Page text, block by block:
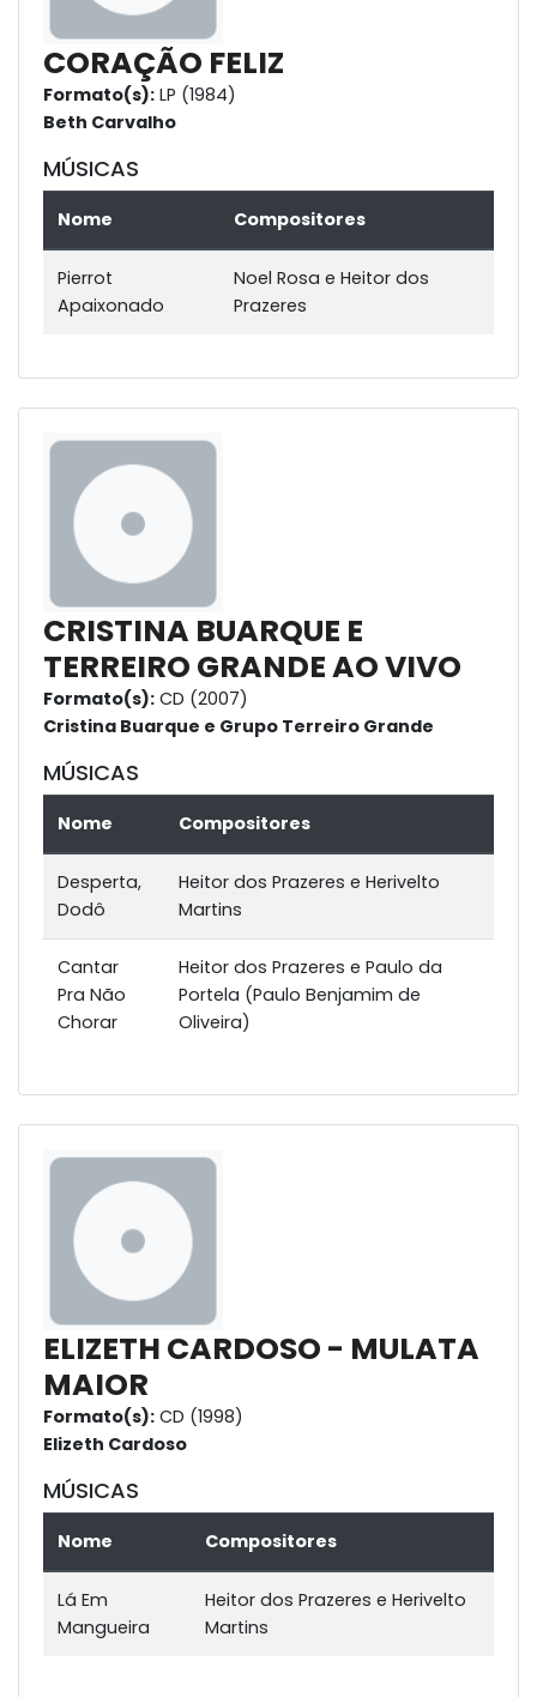
CORAÇÃO FELIZ
Formato(s): LP (1984)
Beth Carvalho
MÚSICAS
Nome Compositores
Pierrot
Apaixonado
Noel Rosa e Heitor dos
Prazeres
CRISTINA BUARQUE E
TERREIRO GRANDE AO VIVO
Formato(s): CD (2007)
Cristina Buarque e Grupo Terreiro Grande
MÚSICAS
Nome Compositores
Desperta,
Dodô
Heitor dos Prazeres e Herivelto
Martins
Cantar
Pra Não
Chorar
Heitor dos Prazeres e Paulo da
Portela (Paulo Benjamim de
Oliveira)
ELIZETH CARDOSO - MULATA
MAIOR
Formato(s): CD (1998)
Elizeth Cardoso
MÚSICAS
Nome Compositores
Lá Em
Mangueira
Heitor dos Prazeres e Herivelto
Martins